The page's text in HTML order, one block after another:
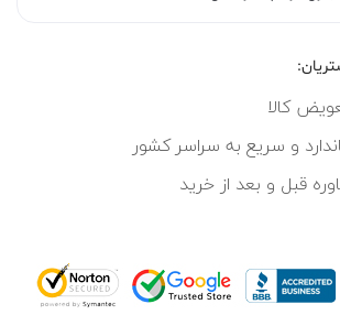
و سریع به سراسر کشور
قبل و بعد از خرید